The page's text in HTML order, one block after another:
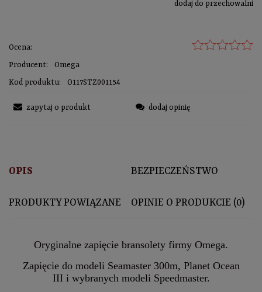
dodaj do przechowalni
Ocena:
Producent:
Omega
Kod produktu:
O117STZ001154
zapytaj o produkt dodaj opinię
OPIS BEZPIECZEŃSTWO
PRODUKTY POWIĄZANE OPINIE O PRODUKCIE (0)
Oryginalne zapięcie bransolety firmy Omega.
Zapięcie do modeli Seamaster 300m, Planet Ocean
III i wybranych modeli Speedmaster.